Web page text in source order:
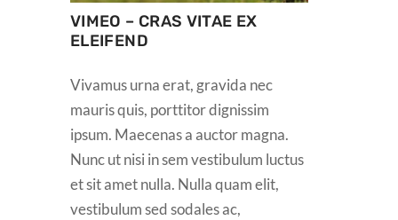
VIMEO – CRAS VITAE EX
ELEIFEND
Vivamus urna erat, gravida nec
mauris quis, porttitor dignissim
ipsum. Maecenas a auctor magna.
Nunc ut nisi in sem vestibulum luctus
et sit amet nulla. Nulla quam elit,
vestibulum sed sodales ac,